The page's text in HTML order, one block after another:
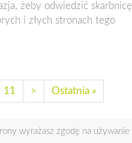
żeby odwiedzić skarbnicę
i złych stronach tego
11 > Ostatnia »
wyrażasz zgodę na używanie